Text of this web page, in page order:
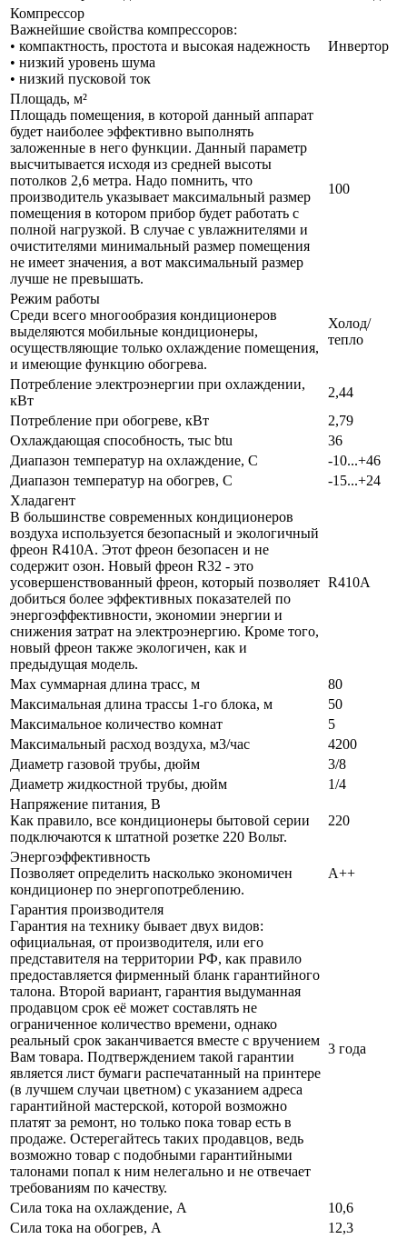
Компрессор
Важнейшие свойства компрессоров:
• компактность, простота и высокая надежность
• низкий уровень шума
• низкий пусковой ток
Инвертор
Площадь, м²
Площадь помещения, в которой данный аппарат
будет наиболее эффективно выполнять
заложенные в него функции. Данный параметр
высчитывается исходя из средней высоты
потолков 2,6 метра. Надо помнить, что
производитель указывает максимальный размер
помещения в котором прибор будет работать с
полной нагрузкой. В случае с увлажнителями и
очистителями минимальный размер помещения
не имеет значения, а вот максимальный размер
лучше не превышать.
100
Режим работы
Среди всего многообразия кондиционеров
выделяются мобильные кондиционеры,
осуществляющие только охлаждение помещения,
и имеющие функцию обогрева.
Холод/
тепло
Потребление электроэнергии при охлаждении,
кВт
2,44
Потребление при обогреве, кВт
2,79
Охлаждающая способность, тыс btu
36
Диапазон температур на охлаждение, С
-10...+46
Диапазон температур на обогрев, С
-15...+24
Хладагент
В большинстве современных кондиционеров
воздуха используется безопасный и экологичный
фреон R410A. Этот фреон безопасен и не
содержит озон. Новый фреон R32 - это
усовершенствованный фреон, который позволяет
добиться более эффективных показателей по
энергоэффективности, экономии энергии и
снижения затрат на электроэнергию. Кроме того,
новый фреон также экологичен, как и
предыдущая модель.
R410A
Max суммарная длина трасс, м
80
Максимальная длина трассы 1-го блока, м
50
Максимальное количество комнат
5
Максимальный расход воздуха, м3/час
4200
Диаметр газовой трубы, дюйм
3/8
Диаметр жидкостной трубы, дюйм
1/4
Напряжение питания, В
Как правило, все кондиционеры бытовой серии
подключаются к штатной розетке 220 Вольт.
220
Энергоэффективность
Позволяет определить насколько экономичен
кондиционер по энергопотреблению.
A++
Гарантия производителя
Гарантия на технику бывает двух видов:
официальная, от производителя, или его
представителя на территории РФ, как правило
предоставляется фирменный бланк гарантийного
талона. Второй вариант, гарантия выдуманная
продавцом срок её может составлять не
ограниченное количество времени, однако
реальный срок заканчивается вместе с вручением
Вам товара. Подтверждением такой гарантии
является лист бумаги распечатанный на принтере
(в лучшем случаи цветном) с указанием адреса
гарантийной мастерской, которой возможно
платят за ремонт, но только пока товар есть в
продаже. Остерегайтесь таких продавцов, ведь
возможно товар с подобными гарантийными
талонами попал к ним нелегально и не отвечает
требованиям по качеству.
3 года
Сила тока на охлаждение, А
10,6
Сила тока на обогрев, А
12,3